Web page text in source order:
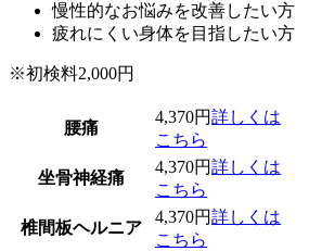
慢性的なお悩みを改善したい方
疲れにくい身体を目指したい方
※初検料2,000円
腰痛
4,370円詳しくは
こちら
坐骨神経痛
4,370円詳しくは
こちら
椎間板ヘルニア
4,370円詳しくは
こちら